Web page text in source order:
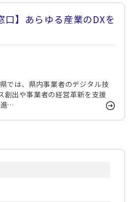
口】あらゆる産業のDXを
では、県内事業者のデジタル技
創出や事業者の経営革新を支援
進…